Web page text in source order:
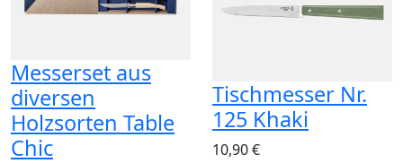
Messerset aus
diversen
Holzsorten Table
Chic
Tischmesser Nr.
125 Khaki
10,90 €